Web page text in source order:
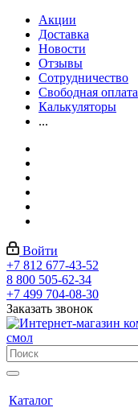
Акции
Доставка
Новости
Отзывы
Сотрудничество
Свободная оплата
Калькуляторы
...
Войти
+7 812 677-43-52
8 800 505-62-34
+7 499 704-08-30
Заказать звонок
Каталог